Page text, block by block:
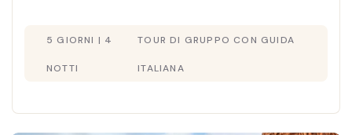
5 GIORNI | 4
NOTTI
TOUR DI GRUPPO CON GUIDA
ITALIANA